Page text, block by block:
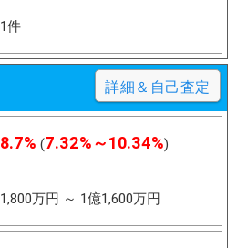
1件
詳細＆自己査定
8.7% (7.32%～10.34%)
1,800万円 ～ 1億1,600万円